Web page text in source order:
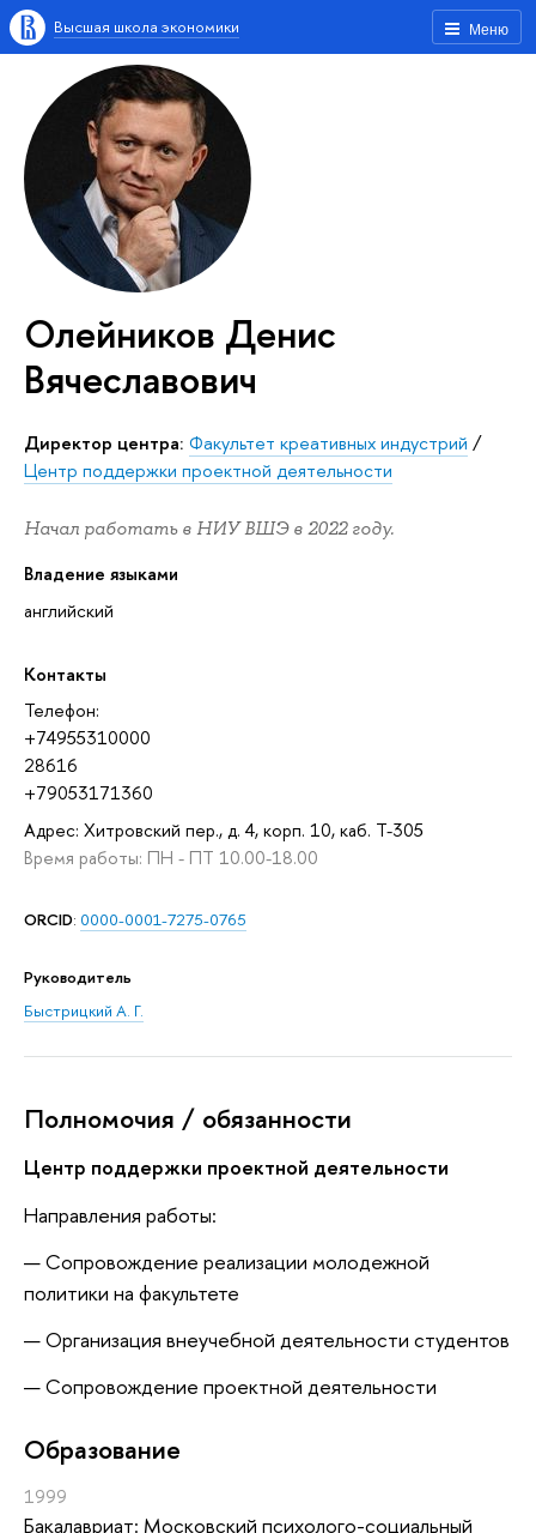
Меню
Высшая школа экономики
Олейников Денис
Вячеславович
Директор центра: Факультет креативных индустрий /
Центр поддержки проектной деятельности
Начал работать в НИУ ВШЭ в 2022 году.
Владение языками
английский
Контакты
Телефон:
+74955310000
28616
+79053171360
Адрес: Хитровский пер., д. 4, корп. 10, каб. Т-305
Время работы: ПН - ПТ 10.00-18.00
ORCID: 0000-0001-7275-0765
Руководитель
Быстрицкий А. Г.
Полномочия / обязанности
Центр поддержки проектной деятельности
Направления работы:
Сопровождение реализации молодежной
политики на факультете
Организация внеучебной деятельности студентов
Сопровождение проектной деятельности
Oбразование
1999
Бакалавриат: Московский психолого-социальный